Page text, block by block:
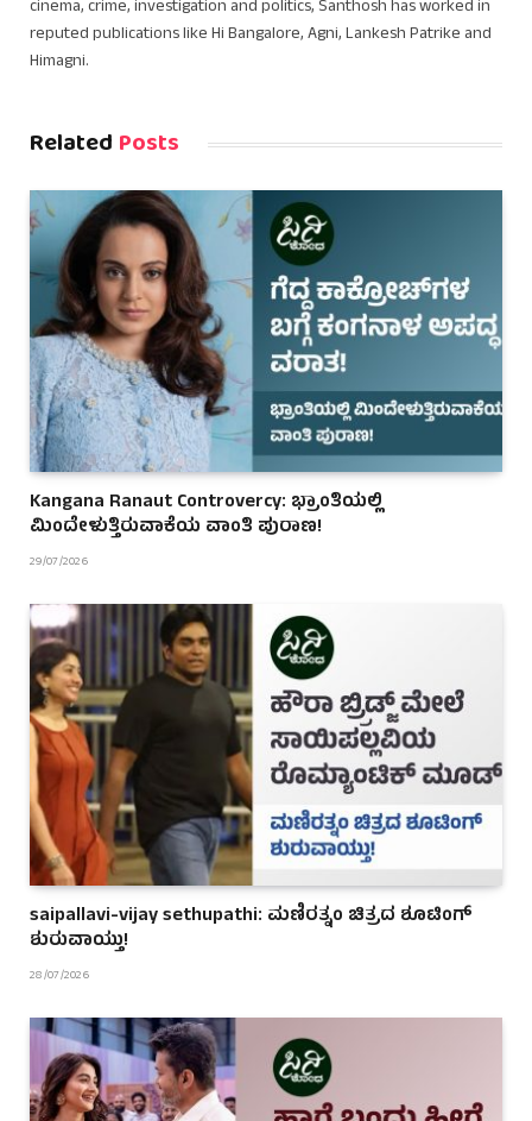
cinema, crime, investigation and politics, Santhosh has worked in
reputed publications like Hi Bangalore, Agni, Lankesh Patrike and
Himagni.
Related Posts
Kangana Ranaut Controvercy: ಭ್ರಾಂತಿಯಲ್ಲಿ
ಮಿಂದೇಳುತ್ತಿರುವಾಕೆಯ ವಾಂತಿ ಪುರಾಣ!
29/07/2026
saipallavi-vijay sethupathi: ಮಣಿರತ್ನಂ ಚಿತ್ರದ ಶೂಟಿಂಗ್
ಶುರುವಾಯ್ತು!
28/07/2026